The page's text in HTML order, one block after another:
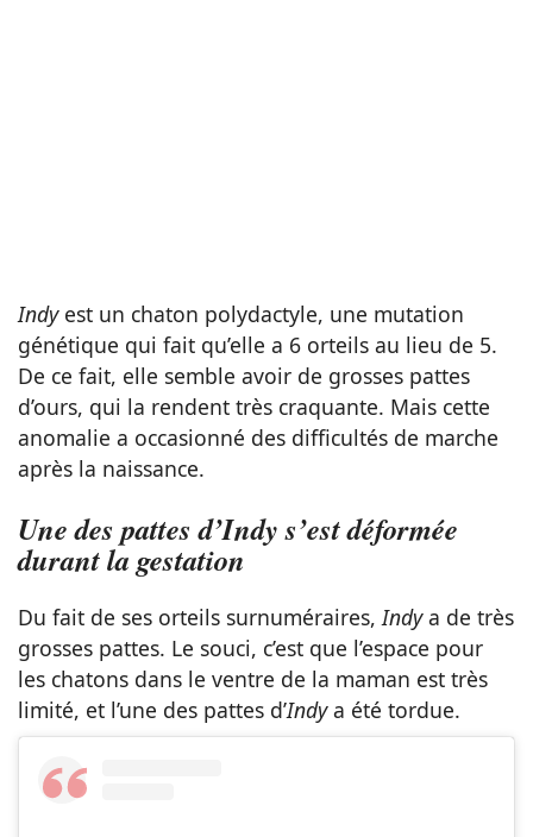
Indyest un chaton polydactyle, une mutation
génétique qui fait qu’elle a 6 orteils au lieu de 5.
De ce fait, elle semble avoir de grosses pattes
d’ours, qui la rendent très craquante. Mais cette
anomalie a occasionné des difficultés de marche
après la naissance.
Une des pattes d’Indy s’est déformée
durant la gestation
Du fait de ses orteils surnuméraires,Indya de très
grosses pattes. Le souci, c’est que l’espace pour
les chatons dans le ventre de la maman est très
limité, et l’une des pattes d’Indya été tordue.